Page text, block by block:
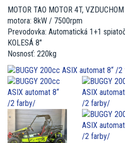
MOTOR TAO MOTOR 4T,
motora: 8kW / 7500rpm
Prevodovka: Automatická 1+1
KOLESÁ 8"
Nosnosť: 220kg